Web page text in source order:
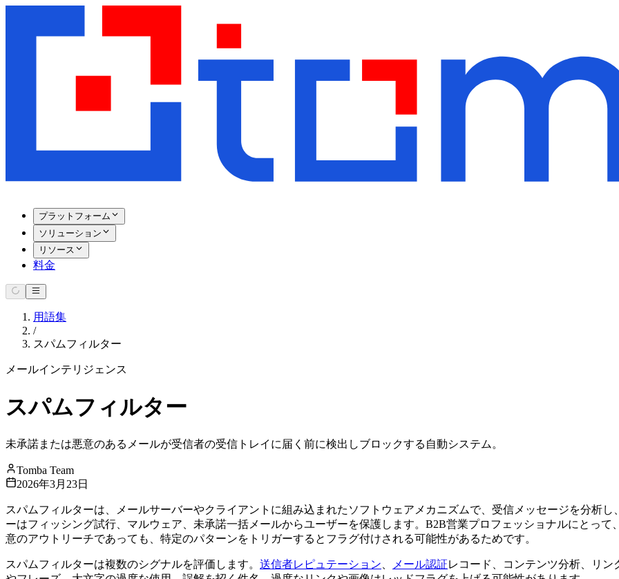
プラットフォーム
ソリューション
リソース
料金
用語集
/
スパムフィルター
メールインテリジェンス
スパムフィルター
未承諾または悪意のあるメールが受信者の受信トレイに届く前に検出しブロックする自動システム。
Tomba Team
2026年3月23日
スパムフィルターは、メールサーバーやクライアントに組み込まれたソフトウェアメカニズムで、受信メッセージを分析
ーはフィッシング試行、マルウェア、未承諾一括メールからユーザーを保護します。B2B営業プロフェッショナルにとっ
意のアウトリーチであっても、特定のパターンをトリガーするとフラグ付けされる可能性があるためです。
スパムフィルターは複数のシグナルを評価します。 送信者レピュテーション メール認証レコード、コンテンツ分析、リ